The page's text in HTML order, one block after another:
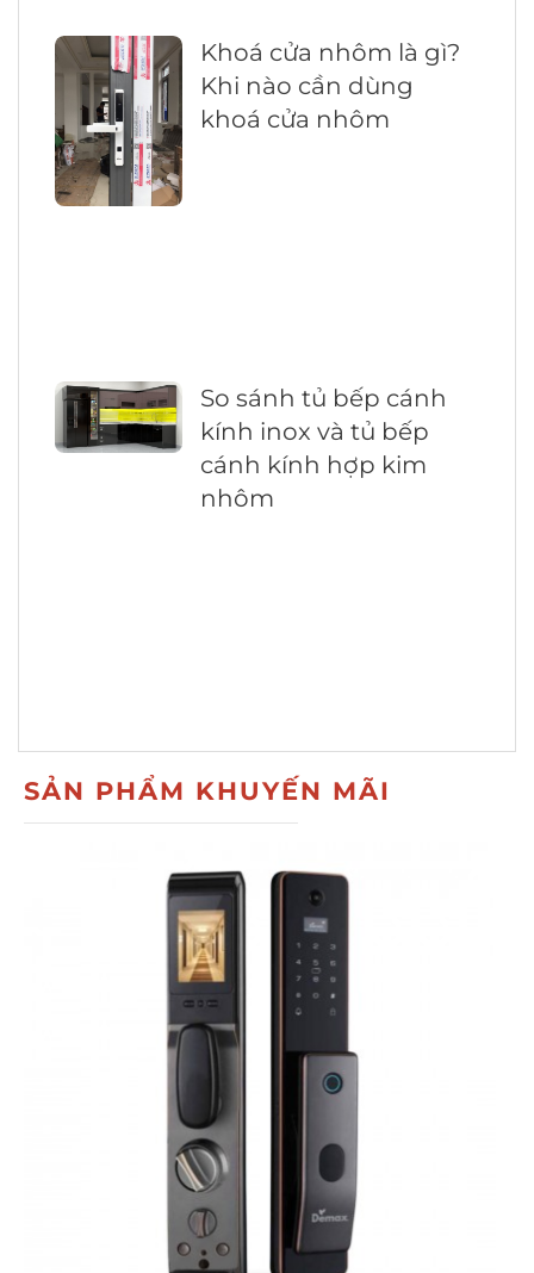
Khoá cửa nhôm là gì?
Khi nào cần dùng
khoá cửa nhôm
So sánh tủ bếp cánh
kính inox và tủ bếp
cánh kính hợp kim
nhôm
SẢN PHẨM KHUYẾN MÃI